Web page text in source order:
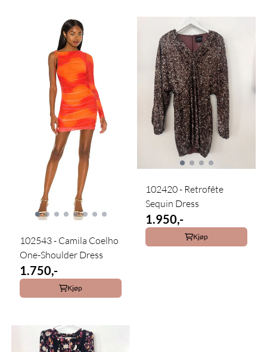
102543 - Camila Coelho
One-Shoulder Dress
1.750,-
Kjøp
102420 - Retrofête
Sequin Dress
1.950,-
Kjøp